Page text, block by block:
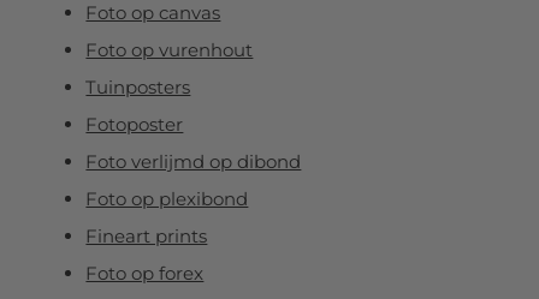
Foto op canvas
Foto op vurenhout
Tuinposters
Fotoposter
Foto verlijmd op dibond
Foto op plexibond
Fineart prints
Foto op forex